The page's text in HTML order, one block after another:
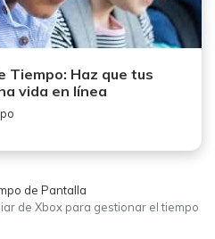
Tiempo: Haz que tus
vida en línea
de Pantalla
de Xbox para gestionar el tiempo